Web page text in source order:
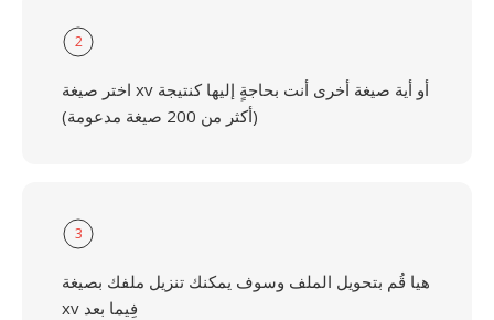
2
اختر صيغة xv أو أية صيغة أخرى أنت بحاجةٍ إليها كنتيجة
(أكثر من 200 صيغة مدعومة)
3
هيا قُم بتحويل الملف وسوف يمكنك تنزيل ملفك بصيغة
xv فِيما بعد